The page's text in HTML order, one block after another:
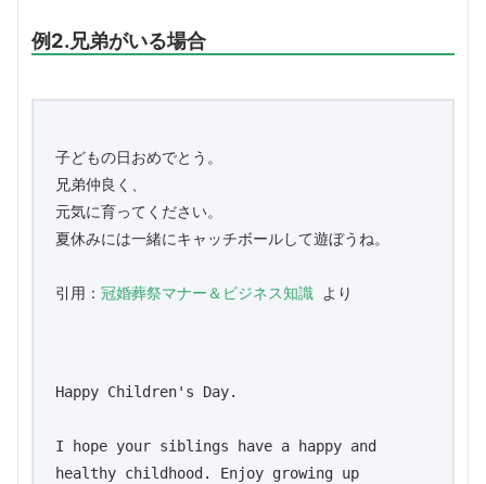
例2.兄弟がいる場合
子どもの日おめでとう。
兄弟仲良く、
元気に育ってください。
夏休みには一緒にキャッチボールして遊ぼうね。
引用： 冠婚葬祭マナー＆ビジネス知識 より
Happy Children's Day.
I hope your siblings have a happy and
healthy childhood. Enjoy growing up